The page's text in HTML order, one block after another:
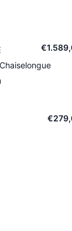
€1.589,
€279,